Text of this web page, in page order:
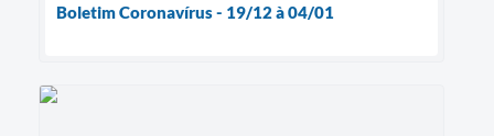
Boletim Coronavírus - 19/12 à 04/01